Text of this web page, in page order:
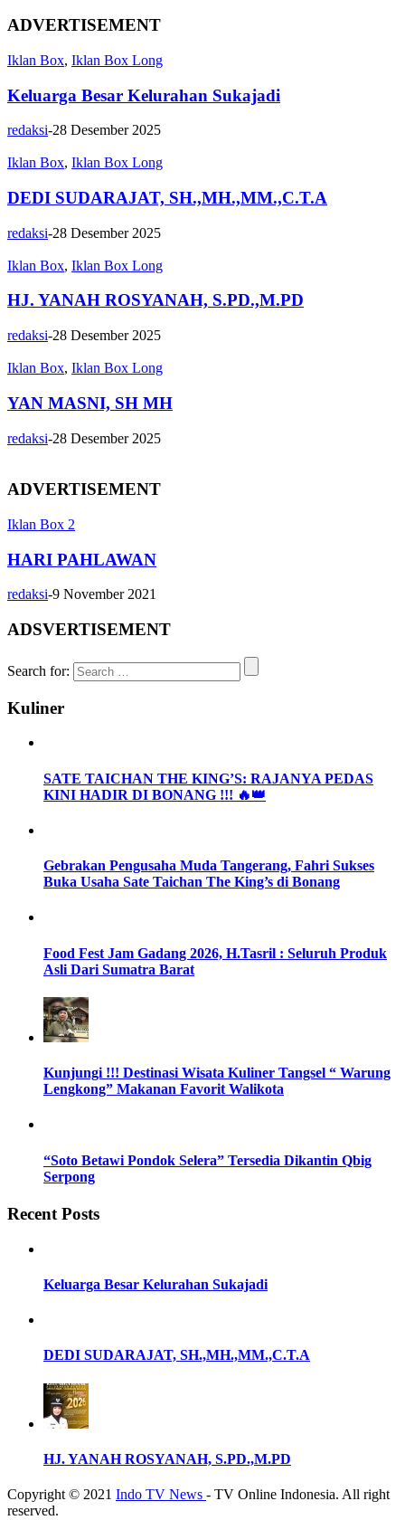
ADVERTISEMENT
Iklan Box, Iklan Box Long
Keluarga Besar Kelurahan Sukajadi
redaksi-28 Desember 2025
Iklan Box, Iklan Box Long
DEDI SUDARAJAT, SH.,MH.,MM.,C.T.A
redaksi-28 Desember 2025
Iklan Box, Iklan Box Long
HJ. YANAH ROSYANAH, S.PD.,M.PD
redaksi-28 Desember 2025
Iklan Box, Iklan Box Long
YAN MASNI, SH MH
redaksi-28 Desember 2025
ADVERTISEMENT
Iklan Box 2
HARI PAHLAWAN
redaksi-9 November 2021
ADSVERTISEMENT
Search for:
Kuliner
SATE TAICHAN THE KING’S: RAJANYA PEDAS
KINI HADIR DI BONANG !!! 🔥👑
Gebrakan Pengusaha Muda Tangerang, Fahri Sukses
Buka Usaha Sate Taichan The King’s di Bonang
Food Fest Jam Gadang 2026, H.Tasril : Seluruh Produk
Asli Dari Sumatra Barat
Kunjungi !!! Destinasi Wisata Kuliner Tangsel “ Warung
Lengkong” Makanan Favorit Walikota
“Soto Betawi Pondok Selera” Tersedia Dikantin Qbig
Serpong
Recent Posts
Keluarga Besar Kelurahan Sukajadi
DEDI SUDARAJAT, SH.,MH.,MM.,C.T.A
HJ. YANAH ROSYANAH, S.PD.,M.PD
Copyright © 2021 Indo TV News - TV Online Indonesia. All right
reserved.